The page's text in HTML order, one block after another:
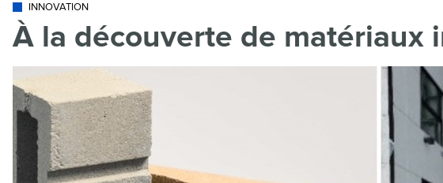
INNOVATION
À la découverte de matériaux